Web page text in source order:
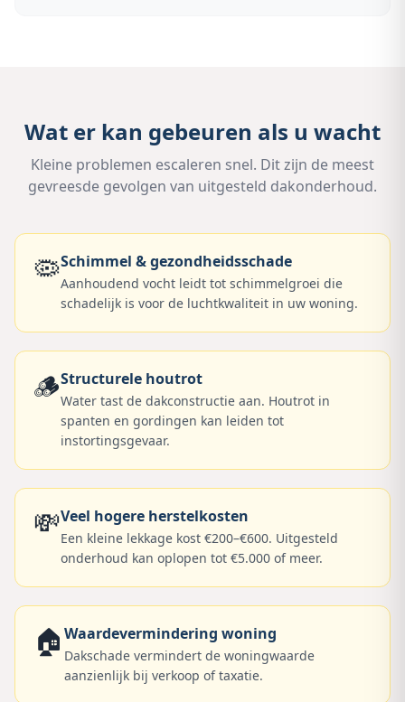
Wat er kan gebeuren als u wacht
Kleine problemen escaleren snel. Dit zijn de meest
gevreesde gevolgen van uitgesteld dakonderhoud.
🦠Schimmel & gezondheidsschade
Aanhoudend vocht leidt tot schimmelgroei die
schadelijk is voor de luchtkwaliteit in uw woning.
🪵Structurele houtrot
Water tast de dakconstructie aan. Houtrot in
spanten en gordingen kan leiden tot
instortingsgevaar.
💸Veel hogere herstelkosten
Een kleine lekkage kost €200–€600. Uitgesteld
onderhoud kan oplopen tot €5.000 of meer.
🏠 Waardevermindering woning
Dakschade vermindert de woningwaarde
aanzienlijk bij verkoop of taxatie.